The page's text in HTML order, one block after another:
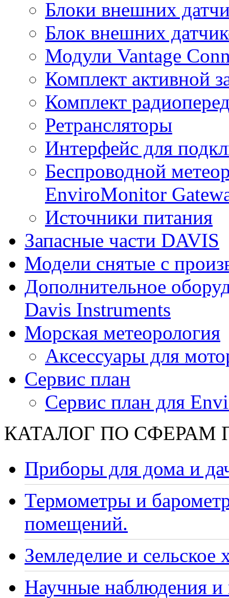
Блоки внешних
Блок внешних
Модули Vantage
Комплект активной
Комплект
Ретрансляторы
Интерфейс для
Беспроводной
EnviroMonitor
Источники питания
Запасные части DAVIS
Модели снятые с
Дополнительное
Davis Instruments
Морская метеорология
Аксессуары для
Сервис план
Сервис план для
КАТАЛОГ ПО СФЕРАМ
Приборы для дома и
Термометры и
помещений.
Земледелие и сельское
Научные наблюдения и